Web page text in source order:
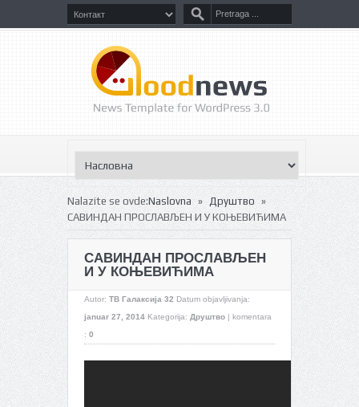
Nalazite se ovde:Naslovna » Друштво »
САВИНДАН ПРОСЛАВЉЕН И У КОЊЕВИЋИМА
САВИНДАН ПРОСЛАВЉЕН
И У КОЊЕВИЋИМА
Autor: ТВ Галаксија 32 Datum objavljivanja:
januar 27, 2014 Kategorija: Друштво | komentara
: 0